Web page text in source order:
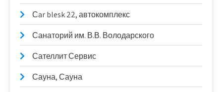
Сar blesk 22, автокомплекс
Санаторий им. В.В. Володарского
Сателлит Сервис
Сауна, Сауна